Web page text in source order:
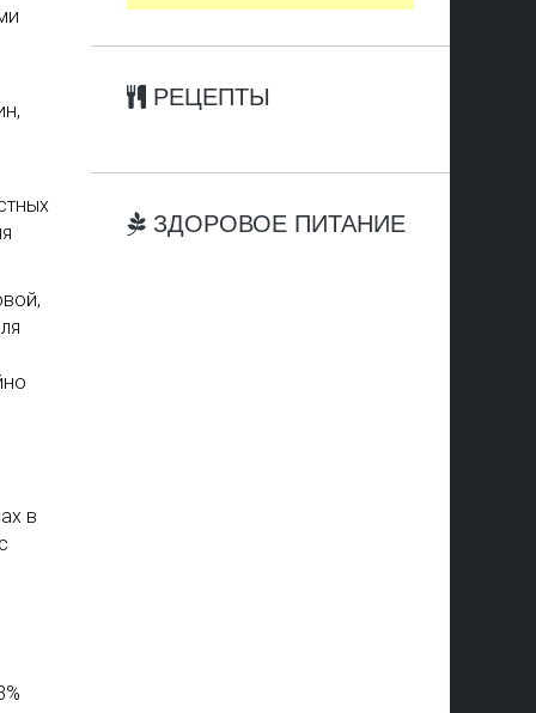
в
РЕЦЕПТЫ
ЗДОРОВОЕ ПИТАНИЕ